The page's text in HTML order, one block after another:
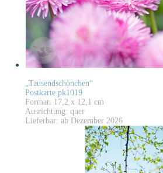
„Tausendschönchen“
Postkarte pk1019
Format: 17,2 x 12,1 cm
Ausrichtung: quer
Lieferbar: ab Dezember 2026